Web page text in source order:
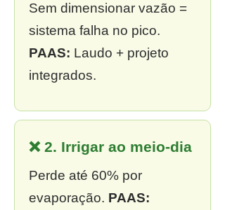
Sem dimensionar vazão =
sistema falha no pico.
PAAS: Laudo + projeto
integrados.
❌ 2. Irrigar ao meio-dia
Perde até 60% por
evaporação. PAAS: